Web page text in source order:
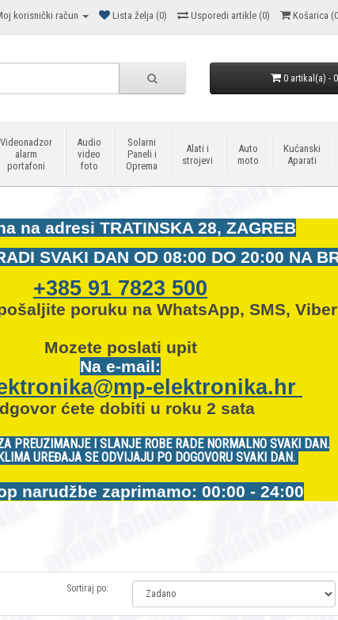
korisnički račun Lista želja (0) Usporedi artikle (0) Košarica
0 artikal(a) -
Videonadzor
alarm
portafoni
Audio
video
foto
Solarni
Paneli i
Oprema
Alati i
strojevi
Auto
moto
Kućanski
Aparati
na adresi TRATINSKA 28, ZAGREB
SVAKI DAN OD 08:00 DO 20:00 NA
+385 91 7823 500
poruku na WhatsApp, SMS, Viber
Mozete poslati upit
Na e-mail:
elektronika.hr
ćete dobiti u roku 2 sata
PREUZIMANJE I SLANJE ROBE RADE NORMALNO SVAKI DAN.
UREĐAJA SE ODVIJAJU PO DOGOVORU SVAKI DAN.
narudžbe zaprimamo: 00:00 - 24:00
Sortiraj po: